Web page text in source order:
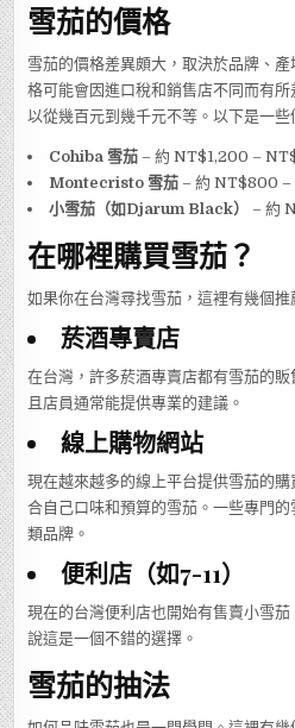
雪茄的價格
雪茄的價格差異頗大，取決於品牌、
格可能會因進口稅和銷售店不同而有
以從幾百元到幾千元不等。以下是一些
Cohiba 雪茄 – 約 NT$1,200 –
Montecristo 雪茄 – 約 NT$800
小雪茄（如Djarum Black）
– 約
在哪裡購買雪茄？
如果你在台灣尋找雪茄，這裡有幾個推
菸酒專賣店
在台灣，許多菸酒專賣店都有雪茄的
且店員通常能提供專業的建議。
線上購物網站
現在越來越多的線上平台提供雪茄的
合自己口味和預算的雪茄。一些專門
類品牌。
便利店（如7-11）
現在的台灣便利店也開始有售賣小雪
說這是一個不錯的選擇。
雪茄的抽法